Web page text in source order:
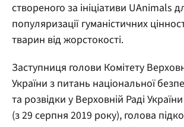
створеного за ініціативи UAnimals
популяризації гуманістичних
тварин від жорстокості.
Заступниця голови Комітету
України з питань національної
та розвідки у Верховній Раді
(з 29 серпня 2019 року), голова